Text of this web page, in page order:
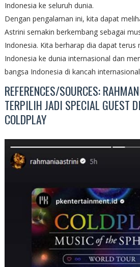
Indonesia ke seluruh dunia.
Dengan pengalaman ini, kita dapat
Astrini semakin berkembang sebagai
Indonesia. Kita berharap dia dapat terus
Indonesia ke dunia internasional dan
bangsa Indonesia di kancah
REFERENCES/SOURCES:
TERPILIH JADI SPECIAL GUEST
COLDPLAY